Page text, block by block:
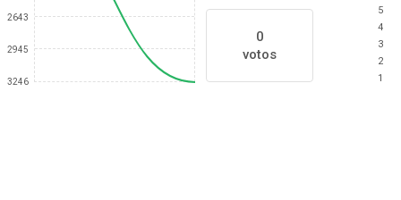
2643
2945
3246
0
votos
5
4
3
2
1